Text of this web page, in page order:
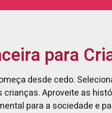
para
desde cedo.
Aproveite as
para a sociedade e